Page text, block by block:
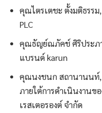
คุณไตรเตชะ ตั้งมติธรรม
PLC
คุณธัญย์ณภัคช์ ศิริประภ
แบรนด์ karun
คุณนงชนก สถานานนท์,
ภายใต้การดำเนินงานข
เรสเตอรองต์ จำกัด